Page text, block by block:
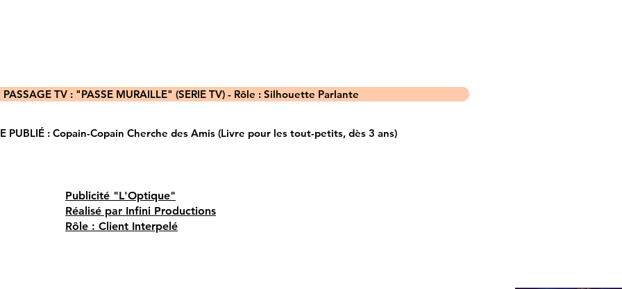
PASSAGE TV : "PASSE MURAILLE" (SERIE TV) - Rôle : Silhouette Parlante
PUBLIÉ : Copain-Copain Cherche des Amis (Livre pour les tout-petits, dès 3 ans)
Publicité "L'Optique"
Réalisé par Infini Productions
Rôle : Client Interpelé